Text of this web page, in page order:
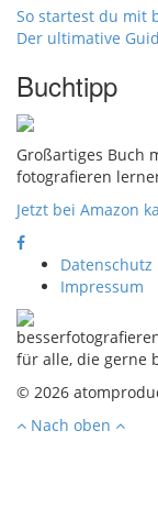
So startest du mit
Der ultimative
Buchtipp
Großartiges Buch
fotografieren
Jetzt bei Amazon
Datenschutz
Impressum
für alle, die gerne
© 2026
Nach oben